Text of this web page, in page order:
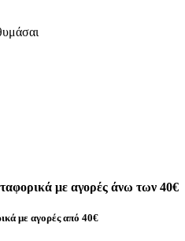
με αγορές άνω των 40€
με αγορές από 40€